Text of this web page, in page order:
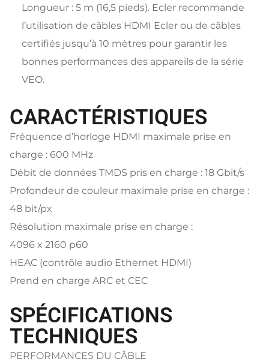
Longueur : 5 m (16,5 pieds). Ecler recommande
l’utilisation de câbles HDMI Ecler ou de câbles
certifiés jusqu’à 10 mètres pour garantir les
bonnes performances des appareils de la série
VEO.
CARACTÉRISTIQUES
Fréquence d’horloge HDMI maximale prise en
charge : 600 MHz
Débit de données TMDS pris en charge : 18 Gbit/s
Profondeur de couleur maximale prise en charge :
48 bit/px
Résolution maximale prise en charge :
4096 x 2160 p60
HEAC (contrôle audio Ethernet HDMI)
Prend en charge ARC et CEC
SPÉCIFICATIONS
TECHNIQUES
PERFORMANCES DU CÂBLE